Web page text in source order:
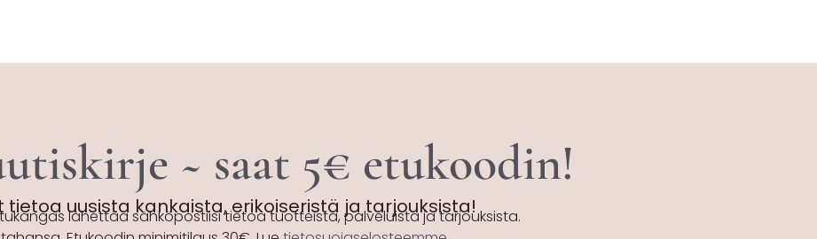
~ saat 5€ etukoodin!
tietoa uusista kankaista, erikoiseristä ja tarjouksista!
lähettää sähköpostiisi tietoa tuotteista, palveluista ja tarjouksista.